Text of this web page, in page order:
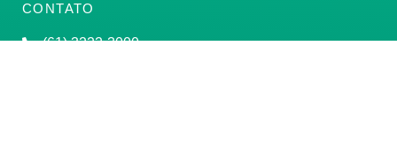
CONTATO
(61) 3222-3000